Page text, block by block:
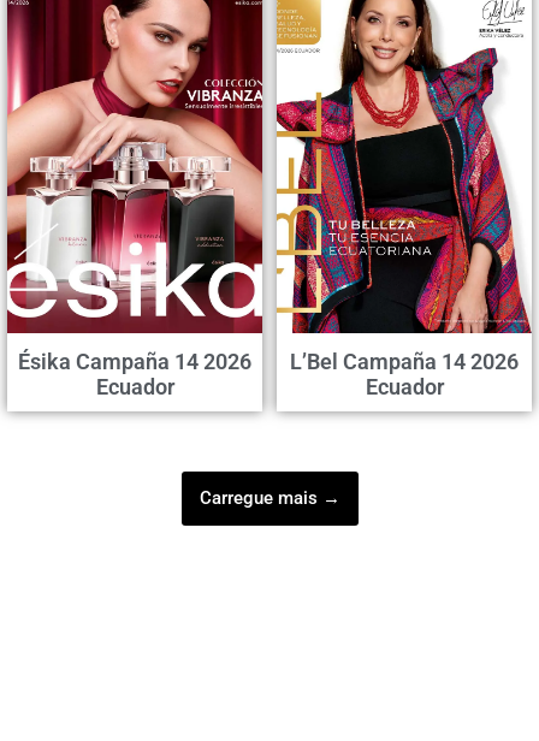
Ésika Campaña 14 2026
Ecuador
L’Bel Campaña 14 2026
Ecuador
Carregue mais →